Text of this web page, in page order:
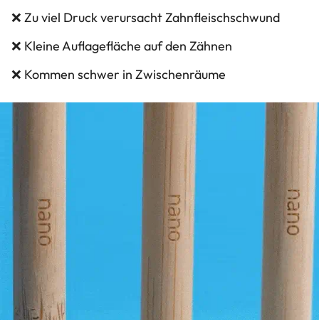
❌ Zu viel Druck verursacht Zahnfleischschwund
❌ Kleine Auflagefläche auf den Zähnen
❌ Kommen schwer in Zwischenräume